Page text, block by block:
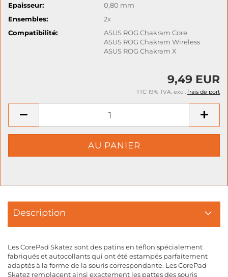
Epaisseur:
0,80 mm
Ensembles:
2x
Compatibilité:
ASUS ROG Chakram Core
ASUS ROG Chakram Wireless
ASUS ROG Chakram X
9,49 EUR
TTC 19% TVA. excl. frais de port
Description
Les CorePad Skatez sont des patins en téflon spécialement
fabriqués et autocollants qui ont été estampés parfaitement
adaptés à la forme de la souris correspondante. Les CorePad
Skatez remplacent ainsi exactement les pattes des souris